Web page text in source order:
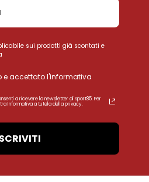
sui prodotti già scontati e
e accettato l'informativa
a ricevere la newsletter di Sport85. Per
Informativa a tutela della privacy.